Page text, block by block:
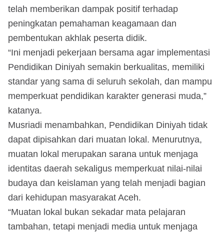
telah memberikan dampak positif terhadap
peningkatan pemahaman keagamaan dan
pembentukan akhlak peserta didik.
“Ini menjadi pekerjaan bersama agar implementasi
Pendidikan Diniyah semakin berkualitas, memiliki
standar yang sama di seluruh sekolah, dan mampu
memperkuat pendidikan karakter generasi muda,”
katanya.
Musriadi menambahkan, Pendidikan Diniyah tidak
dapat dipisahkan dari muatan lokal. Menurutnya,
muatan lokal merupakan sarana untuk menjaga
identitas daerah sekaligus memperkuat nilai-nilai
budaya dan keislaman yang telah menjadi bagian
dari kehidupan masyarakat Aceh.
“Muatan lokal bukan sekadar mata pelajaran
tambahan, tetapi menjadi media untuk menjaga